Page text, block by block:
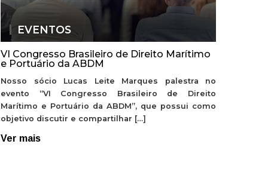
EVENTOS
VI Congresso Brasileiro de Direito Marítimo
e Portuário da ABDM
Nosso sócio Lucas Leite Marques palestra no
evento “VI Congresso Brasileiro de Direito
Marítimo e Portuário da ABDM”, que possui como
objetivo discutir e compartilhar […]
Ver mais